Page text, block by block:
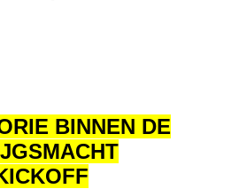
BINNEN DE